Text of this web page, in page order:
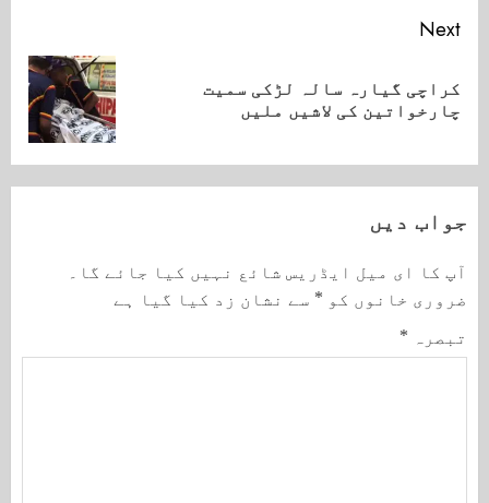
Next
Next
post:
کراچی گیارہ سالہ لڑکی سمیت
چارخواتین کی لاشیں ملیں
جواب دیں
آپ کا ای میل ایڈریس شائع نہیں کیا جائے گا۔
ضروری خانوں کو * سے نشان زد کیا گیا ہے
تبصرہ *